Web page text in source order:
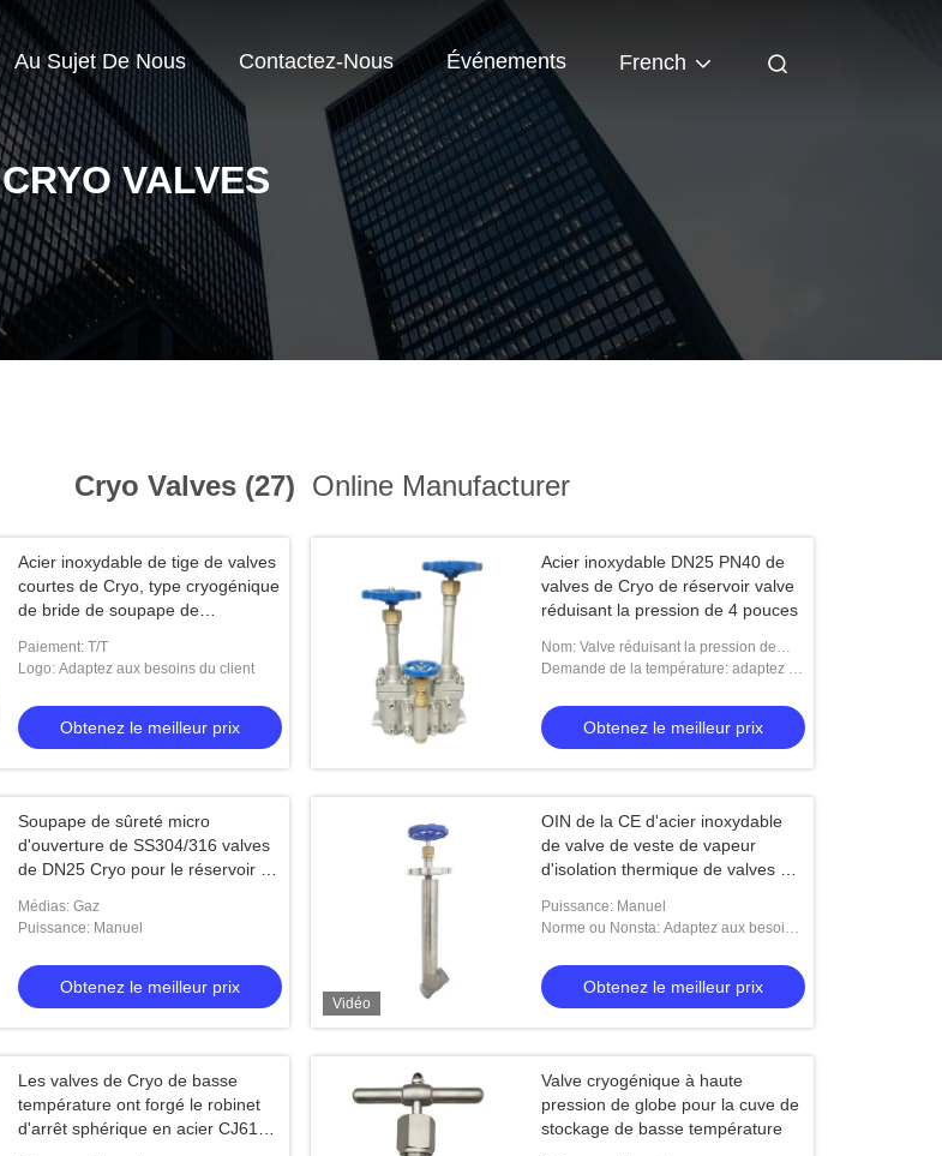
Au Sujet De Nous Contactez-Nous Événements French
CRYO VALVES
Cryo Valves (27) Online Manufacturer
Acier inoxydable de tige de valves
courtes de Cryo, type cryogénique
de bride de soupape de
Paiement: T/T
Logo: Adaptez aux besoins du client
Obtenez le meilleur prix
Acier inoxydable DN25 PN40 de
valves de Cryo de réservoir valve
réduisant la pression de 4 pouces
Nom: Valve réduisant la pression de
solides solubles
Demande de la température: adaptez la
Obtenez le meilleur prix
Soupape de sûreté micro
d'ouverture de SS304/316 valves
de DN25 Cryo pour le réservoir de
Médias: Gaz
Puissance: Manuel
Obtenez le meilleur prix
Vidéo
OIN de la CE d'acier inoxydable
de valve de veste de vapeur
d'isolation thermique de valves de
Puissance: Manuel
Norme ou Nonsta: Adaptez aux besoins
Obtenez le meilleur prix
Les valves de Cryo de basse
température ont forgé le robinet
d'arrêt sphérique en acier CJ61F
Valve cryogénique à haute
pression de globe pour la cuve de
stockage de basse température